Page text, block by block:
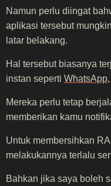
Namun perlu diingat
aplikasi tersebut
latar belakang.
Hal tersebut biasanya
instan seperti WhatsApp
Mereka perlu tetap
memberikan kamu
Untuk membersihkan
melakukannya terlalu
Bahkan jika saya boleh